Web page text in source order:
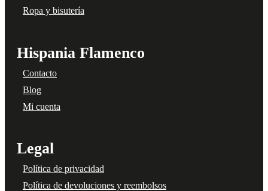
Ropa y bisutería
Hispania Flamenco
Contacto
Blog
Mi cuenta
Legal
Política de privacidad
Política de devoluciones y reembolsos